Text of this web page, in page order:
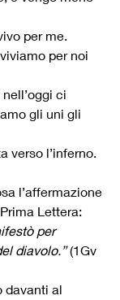
per me.
per noi
ci
gli uni gli
verso l’inferno.
l’affermazione
Lettera:
per
diavolo.” (1Gv
davanti al